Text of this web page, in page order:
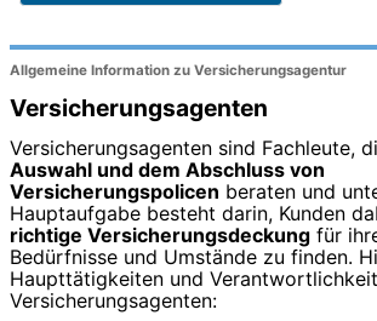
Allgemeine Information zu Versicherungsagentur
Versicherungsagenten
Versicherungsagenten sind Fachleute,
Auswahl und dem Abschluss von
Versicherungspolicen beraten und
Hauptaufgabe besteht darin, Kunden
richtige Versicherungsdeckung für
Bedürfnisse und Umstände zu finden.
Haupttätigkeiten und
Versicherungsagenten: